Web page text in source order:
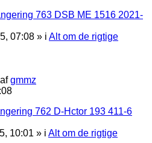
763 DSB ME 1516 2021-
07:08 » i Alt om de rigtige
afgmmz
762 D-Hctor 193 411-6
10:01 » i Alt om de rigtige